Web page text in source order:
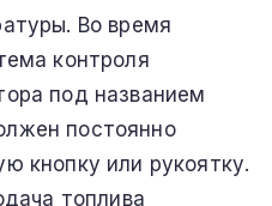
Во время
контроля
под названием
постоянно
кнопку или рукоятку.
топлива